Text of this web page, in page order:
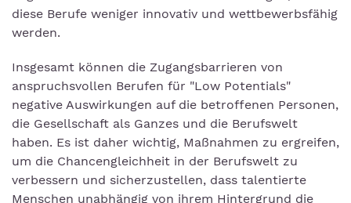
diese Berufe weniger innovativ und wettbewerbsfähig
werden.
Insgesamt können die Zugangsbarrieren von
anspruchsvollen Berufen für "Low Potentials"
negative Auswirkungen auf die betroffenen Personen,
die Gesellschaft als Ganzes und die Berufswelt
haben. Es ist daher wichtig, Maßnahmen zu ergreifen,
um die Chancengleichheit in der Berufswelt zu
verbessern und sicherzustellen, dass talentierte
Menschen unabhängig von ihrem Hintergrund die